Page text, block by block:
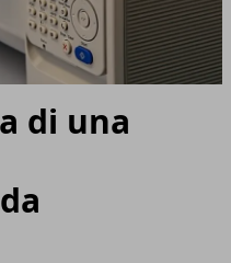
di una